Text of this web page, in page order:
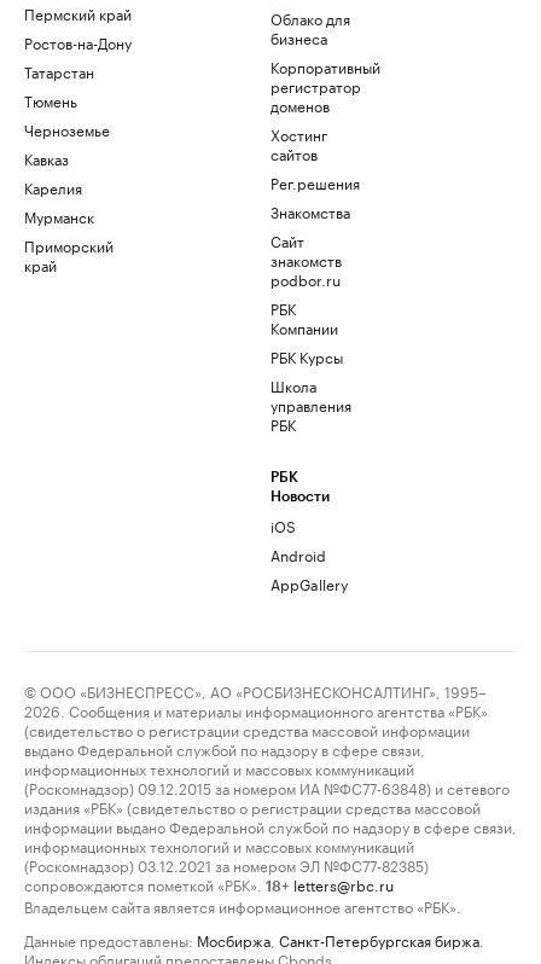
Пермский край
Ростов-на-Дону
Татарстан
Тюмень
Черноземье
Кавказ
Карелия
Мурманск
Приморский
край
Облако для
бизнеса
Корпоративный
регистратор
доменов
Хостинг
сайтов
Рег.решения
Знакомства
Сайт
знакомств
podbor.ru
РБК
Компании
РБК Курсы
Школа
управления
РБК
РБК
Новости
iOS
Android
AppGallery
© ООО «БИЗНЕСПРЕСС», АО «РОСБИЗНЕСКОНСАЛТИНГ», 1995–
2026. Сообщения и материалы информационного агентства «РБК»
(свидетельство о регистрации средства массовой информации
выдано Федеральной службой по надзору в сфере связи,
информационных технологий и массовых коммуникаций
(Роскомнадзор) 09.12.2015 за номером ИА №ФС77-63848) и сетевого
издания «РБК» (свидетельство о регистрации средства массовой
информации выдано Федеральной службой по надзору в сфере связи,
информационных технологий и массовых коммуникаций
(Роскомнадзор) 03.12.2021 за номером ЭЛ №ФС77-82385)
сопровождаются пометкой «РБК».
18+ letters@rbc.ru
Владельцем сайта является информационное агентство «РБК».
Данные предоставлены: Мосбиржа Санкт-Петербургская биржа
Индексы облигаций предоставлены Cbonds.